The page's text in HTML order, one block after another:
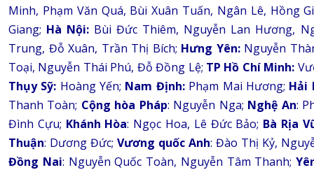
Minh, Phạm Văn Quá, Bùi Xuân Tuấn, Ngân Lê, Hồng
Giang; Hà Nội: Bùi Đức Thiêm, Nguyễn Lan Hương,
Trung, Đỗ Xuân, Trần Thị Bích; Hưng Yên:Nguyễn
Toại, Nguyễn Thái Phú, Đỗ Đồng Lệ; TP Hồ Chí Minh:
Thụy Sỹ: Hoàng Yến; Nam Định:Phạm Mai Hương; Hải
Thanh Toàn; Cộng hòa Pháp: Nguyễn Nga; Nghệ An:
Đình Cựu; Khánh Hòa: Ngọc Hoa, Lê Đức Bảo; Bà Rịa
Thuận: Dương Đức;Vương quốc Anh: Đào Thị Kỷ,
Đồng Nai: Nguyễn Quốc Toàn, Nguyễn Tâm Thanh;